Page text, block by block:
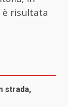
è risultata
strada,